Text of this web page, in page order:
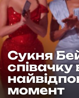
Сукня
співачку
момент